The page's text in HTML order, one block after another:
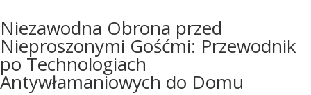
Niezawodna Obrona przed
Nieproszonymi Gośćmi: Przewodnik
po Technologiach
Antywłamaniowych do Domu